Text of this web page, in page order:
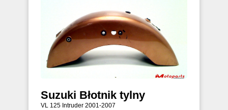
Suzuki Błotnik tylny
VL 125 Intruder 2001-2007